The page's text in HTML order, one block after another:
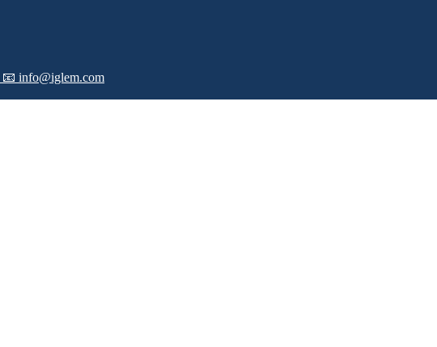
📧 info@iglem.com